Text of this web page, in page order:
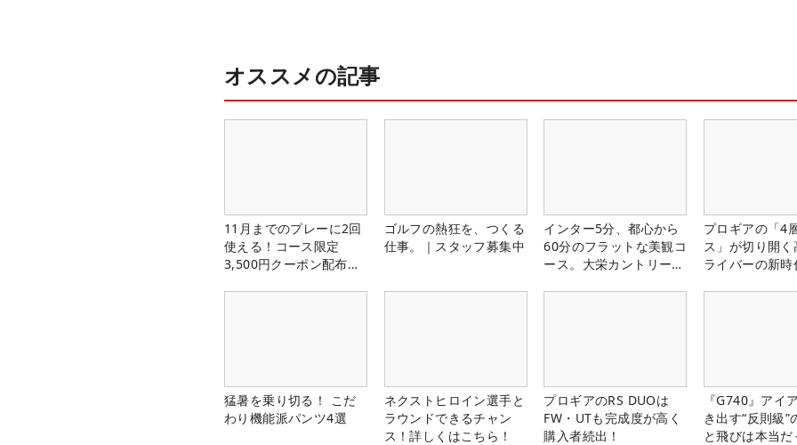
オススメの記事
11月までのプレーに2回
使える！コース限定
3,500円クーポン配布
ゴルフの熱狂を、つくる
仕事。｜スタッフ募集中
インター5分、都心から
60分のフラットな美観コ
ース。大栄カントリー俱
プロギアの「4
ス」が切り開く
ライバーの新時
猛暑を乗り切る！ こだ
わり機能派パンツ4選
ネクストヒロイン選手と
ラウンドできるチャン
ス！詳しくはこちら！
プロギアのRS DUOは
FW・UTも完成度が高く
購入者続出！
『G740』アイ
き出す“反則級”
と飛びは本当だ